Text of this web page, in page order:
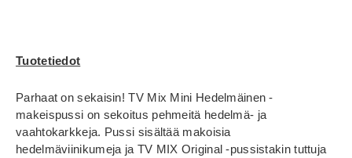
Tuotetiedot
Parhaat on sekaisin! TV Mix Mini Hedelmäinen -
makeispussi on sekoitus pehmeitä hedelmä- ja
vaahtokarkkeja. Pussi sisältää makoisia
hedelmäviinikumeja ja TV MIX Original -pussistakin tuttuja